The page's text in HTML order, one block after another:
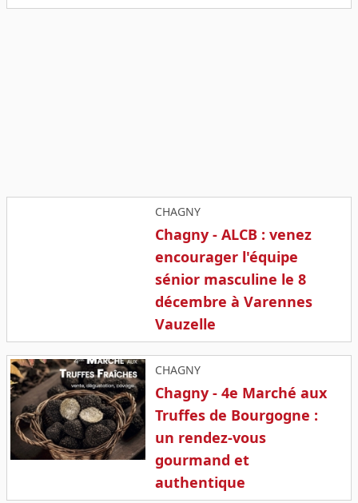
CHAGNY
Chagny - ALCB : venez
encourager l'équipe
sénior masculine le 8
décembre à Varennes
Vauzelle
CHAGNY
Chagny - 4e Marché aux
Truffes de Bourgogne :
un rendez-vous
gourmand et
authentique